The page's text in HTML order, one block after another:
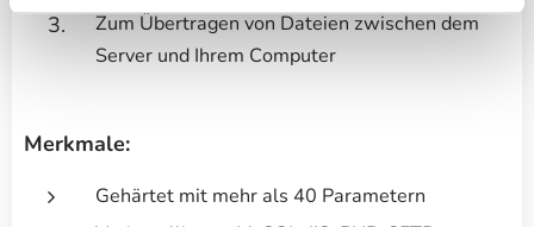
Zum Übertragen von Dateien zwischen dem
Server und Ihrem Computer
Merkmale:
Gehärtet mit mehr als 40 Parametern